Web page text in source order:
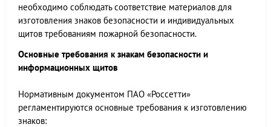
необходимо соблюдать соответствие материалов для
изготовления знаков безопасности и индивидуальных
щитов требованиям пожарной безопасности.
Основные требования к знакам безопасности и
информационных щитов
Нормативным документом ПАО «Россетти»
регламентируются основные требования к изготовлению
знаков: